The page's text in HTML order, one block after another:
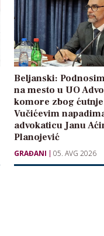
Beljanski:
na mesto u UO
komore zbog
Vučićevim
advokaticu Janu
Planojević
GRAĐANI 05. AVG 2026